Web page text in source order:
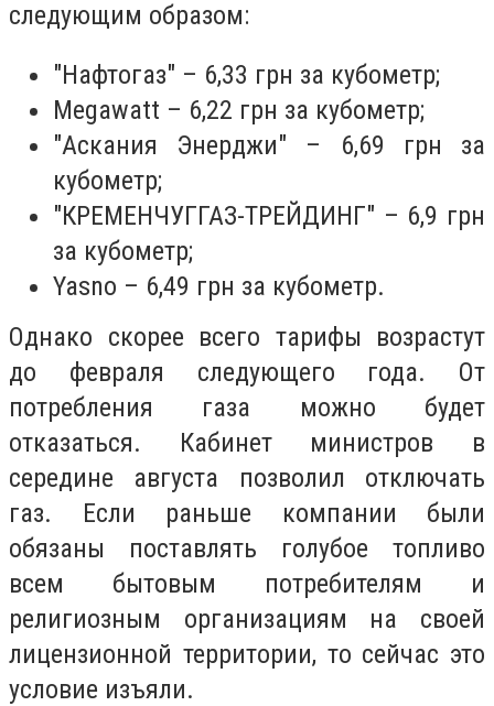
следующим образом:
"Нафтогаз" – 6,33 грн за кубометр;
Megawatt – 6,22 грн за кубометр;
"Аскания Энерджи" – 6,69 грн за
кубометр;
"КРЕМЕНЧУГГАЗ-ТРЕЙДИНГ" – 6,9 грн
за кубометр;
Yasno – 6,49 грн за кубометр.
Однако скорее всего тарифы возрастут
до февраля следующего года. От
потребления газа можно будет
отказаться. Кабинет министров в
середине августа позволил отключать
газ. Если раньше компании были
обязаны поставлять голубое топливо
всем бытовым потребителям и
религиозным организациям на своей
лицензионной территории, то сейчас это
условие изъяли.